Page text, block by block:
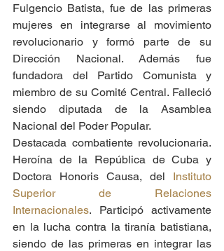
Fulgencio Batista, fue de las primeras
mujeres en integrarse al movimiento
revolucionario y formó parte de su
Dirección Nacional. Además fue
fundadora del Partido Comunista y
miembro de su Comité Central. Falleció
siendo diputada de la Asamblea
Nacional del Poder Popular.
Destacada combatiente revolucionaria.
Heroína de la República de Cuba y
Doctora Honoris Causa, del Instituto
Superior de Relaciones
Internacionales. Participó activamente
en la lucha contra la tiranía batistiana,
siendo de las primeras en integrar las